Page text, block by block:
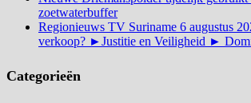
zoetwaterbuffer
Regionieuws TV Suriname 6 augustus
verkoop? ►Justitie en Veiligheid ►
Categorieën